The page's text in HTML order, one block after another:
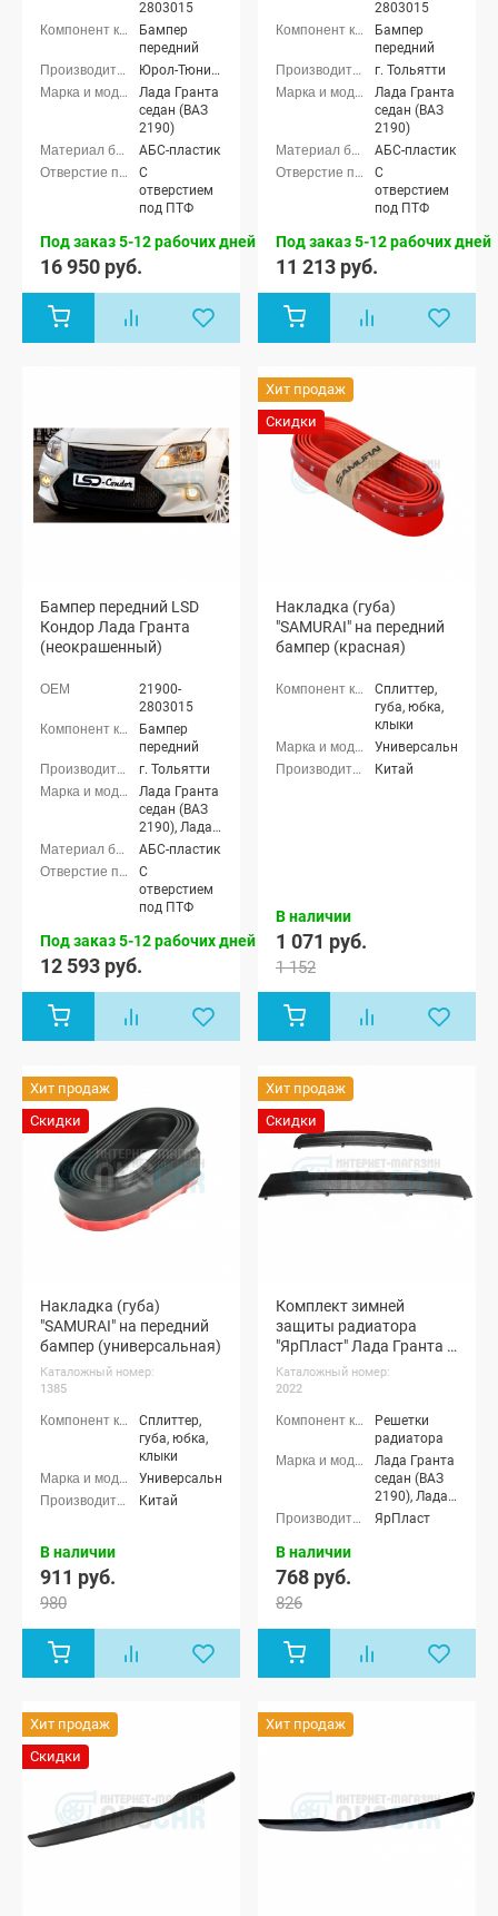
2803015
Бампер
передний
Юрол-Тюнинг (г. Тольятти)
Лада Гранта
седан (ВАЗ
2190)
АБС-пластик
С
отверстием
под ПТФ
Под заказ 5-12 рабочих дней
16 950 руб.
2803015
Бампер
передний
г. Тольятти
Лада Гранта
седан (ВАЗ
2190)
АБС-пластик
С
отверстием
под ПТФ
Под заказ 5-12 рабочих дней
11 213 руб.
Бампер передний LSD
Кондор Лада Гранта
(неокрашенный)
21900-
2803015
Бампер
передний
г. Тольятти
Лада Гранта
седан (ВАЗ
2190), Лада
Гранта
(ВАЗ 2191)
АБС-пластик
С
отверстием
под ПТФ
Под заказ 5-12 рабочих дней
12 593 руб.
Хит продаж
Скидки
Накладка (губа)
"SAMURAI" на передний
бампер (красная)
Сплиттер,
губа, юбка,
клыки
Универсальные
Китай
В наличии
1 071 руб.
1 152
Хит продаж
Скидки
Накладка (губа)
"SAMURAI" на передний
бампер (универсальная)
Каталожный номер:
1385
Сплиттер,
губа, юбка,
клыки
Универсальные
Китай
В наличии
911 руб.
980
Хит продаж
Скидки
Комплект зимней
защиты радиатора
"ЯрПласт" Лада Гранта с
2014 года (черная
шагрень)
Каталожный номер:
2022
Решетки
радиатора
Лада Гранта
седан (ВАЗ
2190), Лада
Гранта
ЯрПласт
В наличии
768 руб.
826
Хит продаж
Скидки
Хит продаж